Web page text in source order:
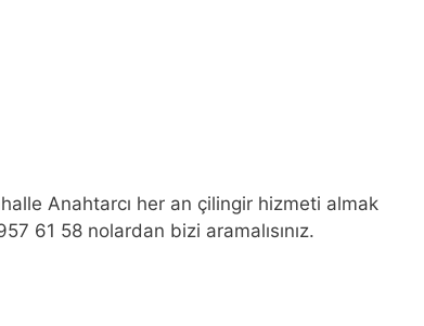
Anahtarcı her an çilingir hizmeti almak
61 58 nolardan bizi aramalısınız.